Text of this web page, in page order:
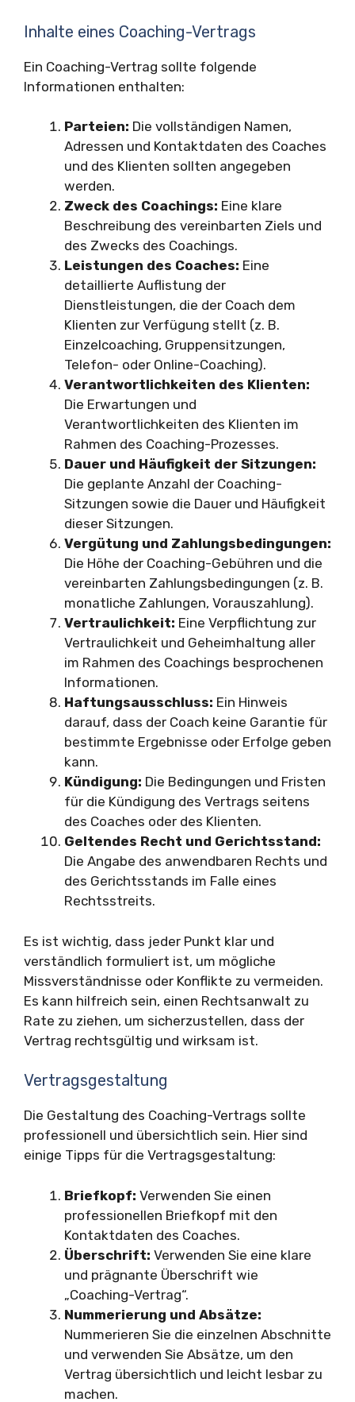
Inhalte eines Coaching-Vertrags
Ein Coaching-Vertrag sollte folgende
Informationen enthalten:
Parteien: Die vollständigen Namen,
Adressen und Kontaktdaten des Coaches
und des Klienten sollten angegeben
werden.
Zweck des Coachings: Eine klare
Beschreibung des vereinbarten Ziels und
des Zwecks des Coachings.
Leistungen des Coaches: Eine
detaillierte Auflistung der
Dienstleistungen, die der Coach dem
Klienten zur Verfügung stellt (z. B.
Einzelcoaching, Gruppensitzungen,
Telefon- oder Online-Coaching).
Verantwortlichkeiten des Klienten:
Die Erwartungen und
Verantwortlichkeiten des Klienten im
Rahmen des Coaching-Prozesses.
Dauer und Häufigkeit der Sitzungen:
Die geplante Anzahl der Coaching-
Sitzungen sowie die Dauer und Häufigkeit
dieser Sitzungen.
Vergütung und Zahlungsbedingungen:
Die Höhe der Coaching-Gebühren und die
vereinbarten Zahlungsbedingungen (z. B.
monatliche Zahlungen, Vorauszahlung).
Vertraulichkeit: Eine Verpflichtung zur
Vertraulichkeit und Geheimhaltung aller
im Rahmen des Coachings besprochenen
Informationen.
Haftungsausschluss: Ein Hinweis
darauf, dass der Coach keine Garantie für
bestimmte Ergebnisse oder Erfolge geben
kann.
Kündigung: Die Bedingungen und Fristen
für die Kündigung des Vertrags seitens
des Coaches oder des Klienten.
Geltendes Recht und Gerichtsstand:
Die Angabe des anwendbaren Rechts und
des Gerichtsstands im Falle eines
Rechtsstreits.
Es ist wichtig, dass jeder Punkt klar und
verständlich formuliert ist, um mögliche
Missverständnisse oder Konflikte zu vermeiden.
Es kann hilfreich sein, einen Rechtsanwalt zu
Rate zu ziehen, um sicherzustellen, dass der
Vertrag rechtsgültig und wirksam ist.
Vertragsgestaltung
Die Gestaltung des Coaching-Vertrags sollte
professionell und übersichtlich sein. Hier sind
einige Tipps für die Vertragsgestaltung:
Briefkopf: Verwenden Sie einen
professionellen Briefkopf mit den
Kontaktdaten des Coaches.
Überschrift: Verwenden Sie eine klare
und prägnante Überschrift wie
„Coaching-Vertrag“.
Nummerierung und Absätze:
Nummerieren Sie die einzelnen Abschnitte
und verwenden Sie Absätze, um den
Vertrag übersichtlich und leicht lesbar zu
machen.